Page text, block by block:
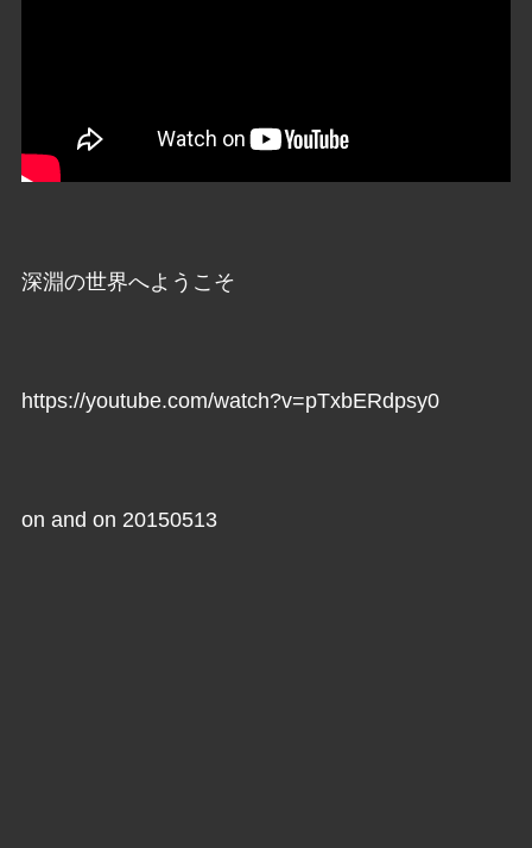
深淵の世界へようこそ
https://youtube.com/watch?v=pTxbERdpsy0
on and on 20150513